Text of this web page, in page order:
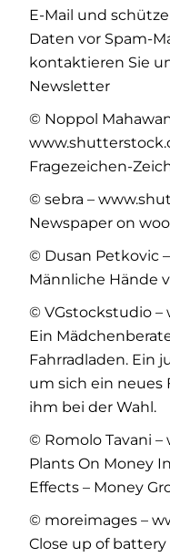
E-Mail und
Daten vor Spam-
kontaktieren Sie
Newsletter
© Noppol
Fragezeichen-
© sebra –
Newspaper on
© Dusan Petkovic
Männliche Hände
© VGstockstudio
Ein
Fahrradladen. Ein
um sich ein neues
ihm bei der Wahl.
© Romolo Tavani
Plants On Money
Effects – Money
© moreimages –
Close up of